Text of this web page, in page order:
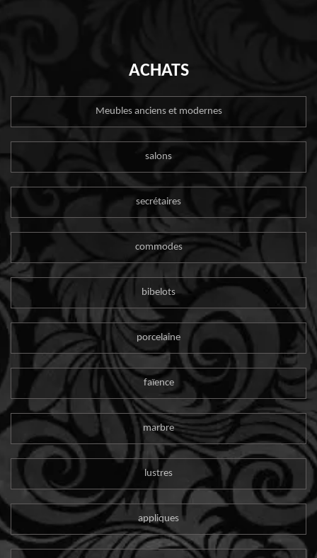
ACHATS
Meubles anciens et modernes
salons
secrétaires
commodes
bibelots
porcelaine
faïence
marbre
lustres
appliques